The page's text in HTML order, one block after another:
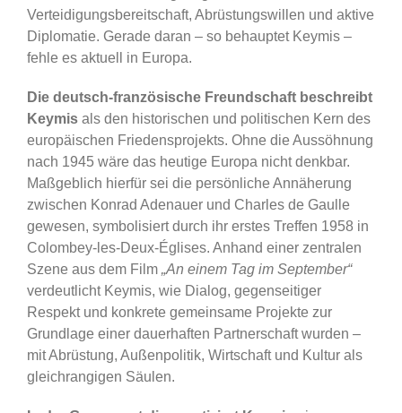
Verteidigungsbereitschaft, Abrüstungswillen und aktive
Diplomatie. Gerade daran – so behauptet Keymis –
fehle es aktuell in Europa.
Die deutsch-französische Freundschaft beschreibt
Keymisals den historischen und politischen Kern des
europäischen Friedensprojekts. Ohne die Aussöhnung
nach 1945 wäre das heutige Europa nicht denkbar.
Maßgeblich hierfür sei die persönliche Annäherung
zwischen Konrad Adenauer und Charles de Gaulle
gewesen, symbolisiert durch ihr erstes Treffen 1958 in
Colombey-les-Deux-Églises. Anhand einer zentralen
Szene aus dem Film „An einem Tag im September“
verdeutlicht Keymis, wie Dialog, gegenseitiger
Respekt und konkrete gemeinsame Projekte zur
Grundlage einer dauerhaften Partnerschaft wurden –
mit Abrüstung, Außenpolitik, Wirtschaft und Kultur als
gleichrangigen Säulen.